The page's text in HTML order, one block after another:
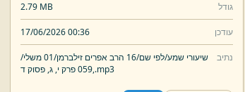
גודל 2.79 MB
עודכן 17/06/2026 00:36
נתיב שיעורי שמע/לפי שם/16 הרב אפרים זילברמן/
01 משלי/
059 פרק י,
ג, פסוק ד,.mp3